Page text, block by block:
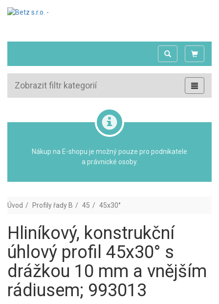
Zobrazit filtr kategorií
Nákup na E-shopu je možný pouze pro podnikatele
a právnické osoby.
Úvod Profily řady B 45 45x30°
Hliníkový, konstrukční
úhlový profil 45x30° s
drážkou 10 mm a vnějším
rádiusem; 993013